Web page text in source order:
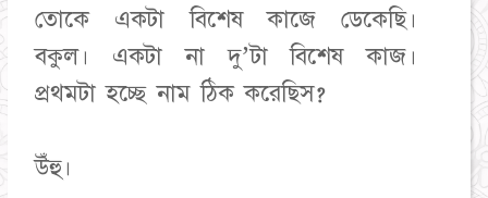
তোকে একটা বিশেষ কাজে ডেকেছি।
বকুল। একটা না দু’টা বিশেষ কাজ।
প্রথমটা হচ্ছে নাম ঠিক করেছিস?
উঁহু।